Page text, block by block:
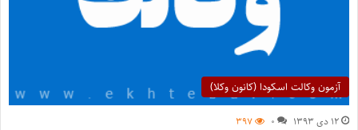
آزمون وکالت اسکودا (کانون وکلا)
۱۲ دی ۱۳۹۳ ۰ ۳۹۷